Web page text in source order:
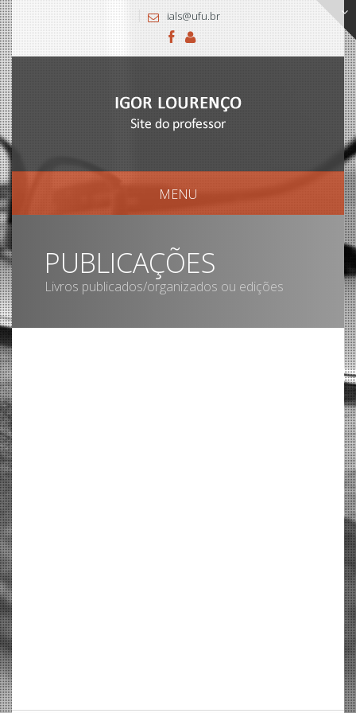
ials@ufu.br
MENU
PUBLICAÇÕES
Livros publicados/organizados ou edições